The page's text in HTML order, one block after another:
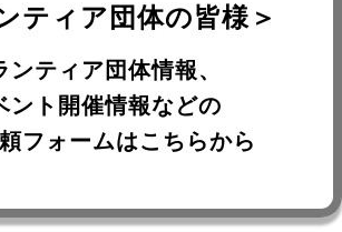
ティア団体の皆様＞
ンティア団体情報、
ント開催情報などの
フォームはこちらから